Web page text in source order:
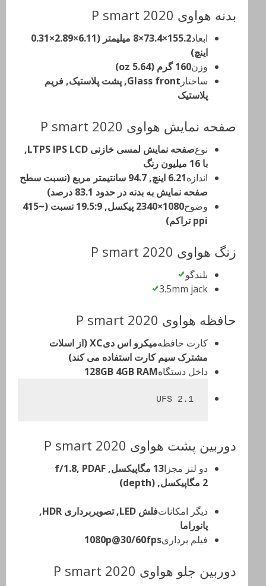
بدنه هواوی P smart 2020
ابعاد
155.2×73.4×8 میلیمتر (6.11×2.89×0.31
اینچ)
وزن160 گرم (5.64 oz)
ساختار
Glass front, پشت پلاستیک, فریم
پلاستیک
صفحه نمایش هواوی P smart 2020
نوع
صفحه نمایش لمسی خازنی LTPS IPS LCD,
با 16 میلیون رنگ
اندازه
6.21 اینچ, 94.7 سانتیمتر مربع (نسبت سطح
صفحه نمایش به بدنه در حدود 83.1 درصد)
وضوح
1080×2340 پیکسل, 19.5:9 نسبت (~415
ppi تراکم)
زنگ هواوی P smart 2020
بلندگو
3.5mm jack
حافظه هواوی P smart 2020
کارت حافظه
میکرو اس دیXC (از اسلات
مشترک سیم کارت استفاده می کند)
داخل دستگاه128GB 4GB RAM
UFS 2.1
دوربین پشت هواوی P smart 2020
دو لنز مجزا13 مگاپیکسل, f/1.8, PDAF
2 مگاپیکسل, (depth)
دیگر امکانات
فلش LED, تصویربرداری HDR,
پانوراما
فیلم برداری1080p@30/60fps
دوربین جلو هواوی P smart 2020